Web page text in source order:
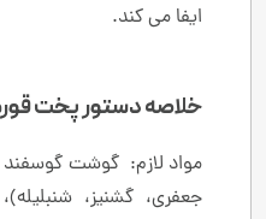
ایفا می ‌کند.
خلاصه دستور پخت
مواد لازم: گوشت گوسفند
جعفری، گشنیز،